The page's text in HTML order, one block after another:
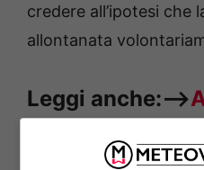
credere all’ipotesi che
allontanata
Leggi anche:—>
figlio di 2 anni